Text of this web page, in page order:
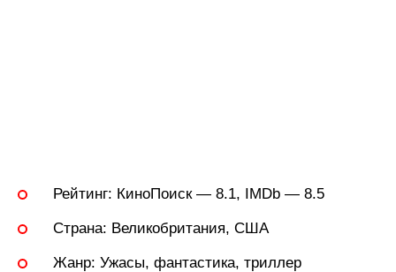
Рейтинг: КиноПоиск — 8.1, IMDb — 8.5
Страна: Великобритания, США
Жанр: Ужасы, фантастика, триллер